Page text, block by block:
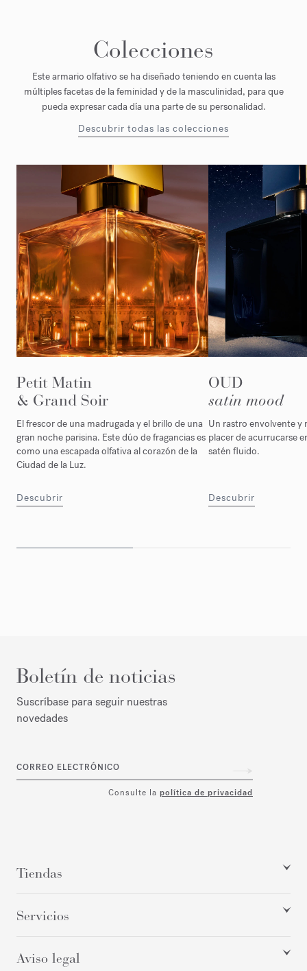
Colecciones
Este armario olfativo se ha diseñado teniendo en cuenta las
múltiples facetas de la feminidad y de la masculinidad, para que
pueda expresar cada día una parte de su personalidad.
Descubrir todas las colecciones
Petit Matin
& Grand Soir
El frescor de una madrugada y el brillo de una
gran noche parisina. Este dúo de fragancias es
como una escapada olfativa al corazón de la
Ciudad de la Luz.
Descubrir
OUD
satin mood
Un rastro envolvente y
placer de acurrucarse
satén fluido.
Descubrir
Boletín de noticias
Suscríbase para seguir nuestras
novedades
CORREO ELECTRÓNICO
Consulte la política de privacidad
Tiendas
Servicios
Aviso legal